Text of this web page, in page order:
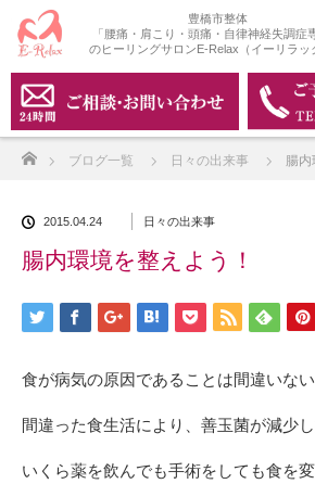
豊橋市整体
「腰痛・肩こり・頭痛・自律神経失調症
のヒーリングサロンE-Relax（イーリラッ
ブログ一覧 日々の出来事 腸内
2015.04.24 日々の出来事
腸内環境を整えよう！
食が病気の原因であることは間違いない
間違った食生活により、善玉菌が減少
いくら薬を飲んでも手術をしても食を